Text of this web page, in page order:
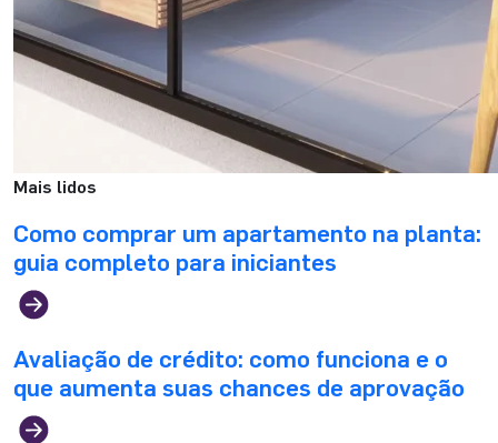
Mais lidos
Como comprar um apartamento na planta:
guia completo para iniciantes
Avaliação de crédito: como funciona e o
que aumenta suas chances de aprovação